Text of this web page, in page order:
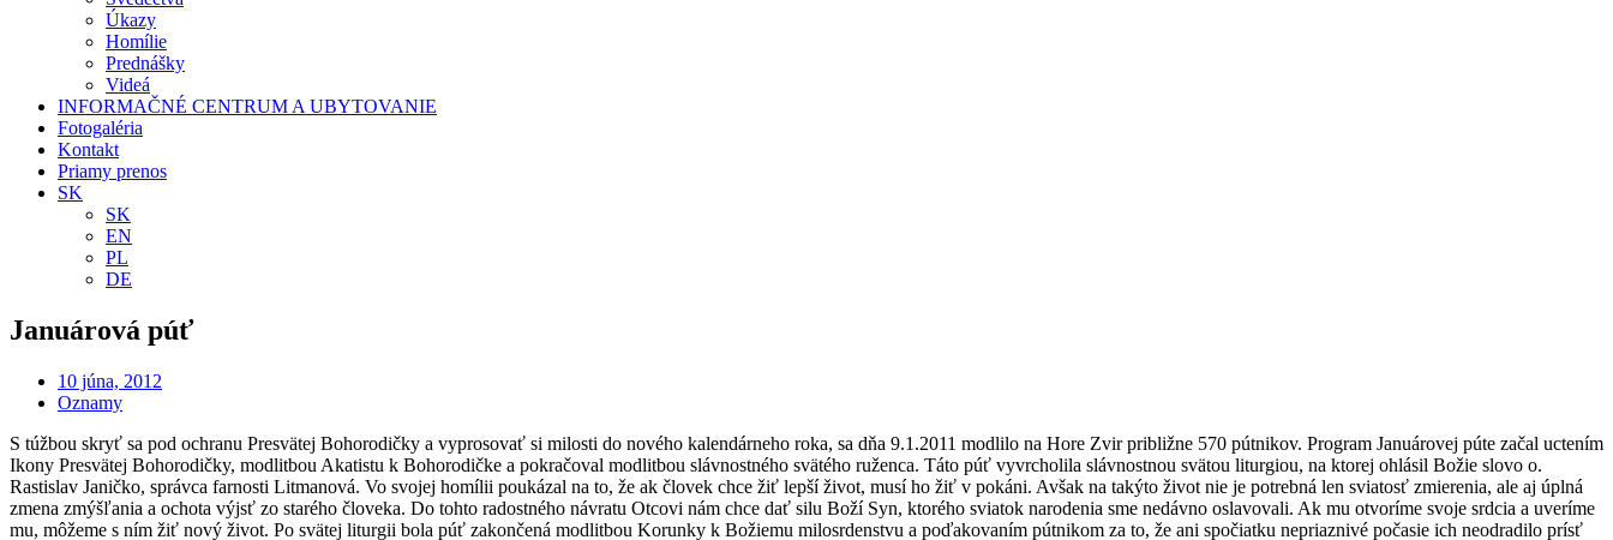
Úkazy
Homílie
Prednášky
Videá
INFORMAČNÉ CENTRUM A UBYTOVANIE
Fotogaléria
Kontakt
Priamy prenos
SK
SK
EN
PL
DE
Januárová púť
10 júna, 2012
Oznamy
S túžbou skryť sa pod ochranu Presvätej Bohorodičky a vyprosovať si milosti do nového kalendárneho roka, sa dňa 9.1.2011 modlilo na Hore Zvir približne 570 pútnikov. Program Januárovej púte začal uctením
Ikony Presvätej Bohorodičky, modlitbou Akatistu k Bohorodičke a pokračoval modlitbou slávnostného svätého ruženca. Táto púť vyvrcholila slávnostnou svätou liturgiou, na ktorej ohlásil Božie slovo o.
Rastislav Janičko, správca farnosti Litmanová. Vo svojej homílii poukázal na to, že ak človek chce žiť lepší život, musí ho žiť v pokáni. Avšak na takýto život nie je potrebná len sviatosť zmierenia, ale aj úplná
zmena zmýšľania a ochota výjsť zo starého človeka. Do tohto radostného návratu Otcovi nám chce dať silu Boží Syn, ktorého sviatok narodenia sme nedávno oslavovali. Ak mu otvoríme svoje srdcia a uveríme
mu, môžeme s ním žiť nový život. Po svätej liturgii bola púť zakončená modlitbou Korunky k Božiemu milosrdenstvu a poďakovaním pútnikom za to, že ani spočiatku nepriaznivé počasie ich neodradilo prísť